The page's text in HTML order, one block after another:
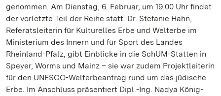
genommen. Am Dienstag, 6. Februar, um 19.00 Uhr findet
der vorletzte Teil der Reihe statt: Dr. Stefanie Hahn,
Referatsleiterin für Kulturelles Erbe und Welterbe im
Ministerium des Innern und für Sport des Landes
Rheinland-Pfalz, gibt Einblicke in die SchUM-Stätten in
Speyer, Worms und Mainz – sie war zudem Projektleiterin
für den UNESCO-Welterbeantrag rund um das jüdische
Erbe. Im Anschluss präsentiert Dipl.-Ing. Nadya König-